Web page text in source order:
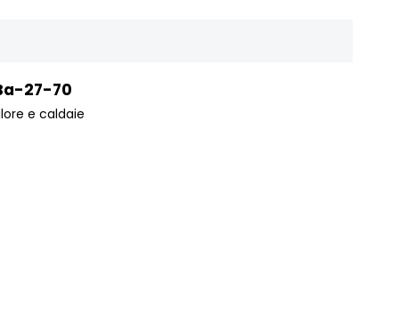
27-70
e caldaie